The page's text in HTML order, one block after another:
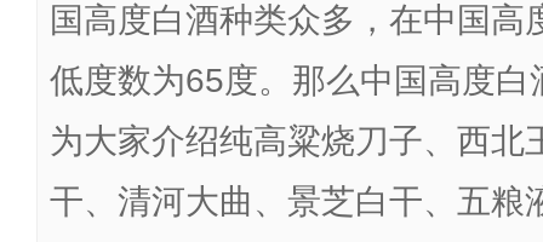
国高度白酒种类众多，在中国高
低度数为65度。那么中国高度
为大家介绍纯高粱烧刀子、西北
干、清河大曲、景芝白干、五粮